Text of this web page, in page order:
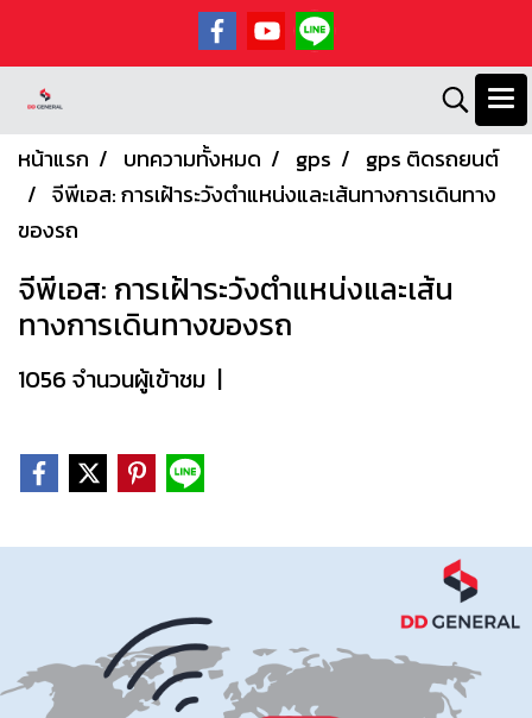
หน้าแรก บทความทั้งหมด gps
gps ติดรถยนต์
จีพีเอส: การเฝ้าระวังตำแหน่งและเส้นทางการเดินทาง
ของรถ
จีพีเอส: การเฝ้าระวังตำแหน่งและเส้น
ทางการเดินทางของรถ
1056 จำนวนผู้เข้าชม |